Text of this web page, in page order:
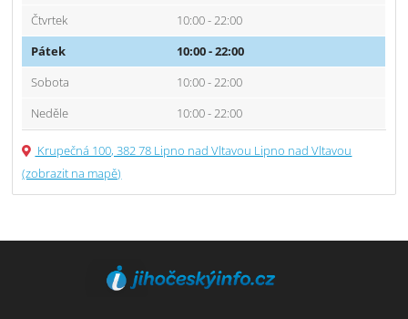
Čtvrtek
10:00 - 22:00
Pátek
10:00 - 22:00
Sobota
10:00 - 22:00
Neděle
10:00 - 22:00
Krupečná 100, 382 78 Lipno nad Vltavou Lipno nad Vltavou
(zobrazit na mapě)